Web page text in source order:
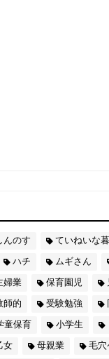
んのす
ていねいな
ハチ ムギさん
婦業 保育園児
師的 受験勉強
童保育 小学生
女 母親業
毛穴